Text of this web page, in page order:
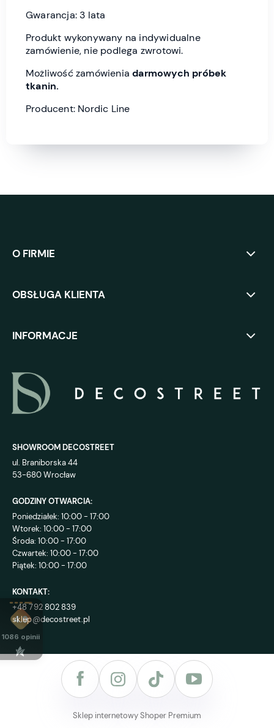
Gwarancja: 3 lata
Produkt wykonywany na indywidualne
zamówienie, nie podlega zwrotowi.
Możliwość zamówieniadarmowych próbek
tkanin.
Producent: Nordic Line
O FIRMIE
OBSŁUGA KLIENTA
INFORMACJE
SHOWROOM DECOSTREET
ul. Braniborska 44
53-680 Wrocław
GODZINY OTWARCIA:
Poniedziałek: 10:00 - 17:00
Wtorek: 10:00 - 17:00
Środa: 10:00 - 17:00
Czwartek: 10:00 - 17:00
Piątek: 10:00 - 17:00
KONTAKT:
+48 792 802 839
sklep@decostreet.pl
4.9
1086 opinii
Sklep internetowy Shoper Premium